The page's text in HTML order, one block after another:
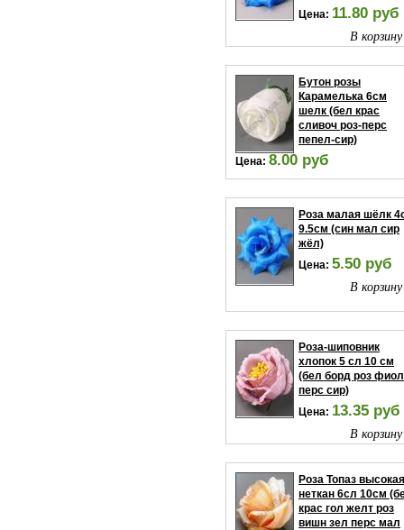
Цена: 11.80 руб
В
Бутон розы
Карамелька 6см
шелк (бел крас
сливоч роз-перс
пепел-сир)
Цена: 8.00 руб
В
Роза малая шёлк
9.5см (син мал сир
жёл)
Цена: 5.50 руб
В
Роза-шиповник
хлопок 5 сл 10 см
(бел борд роз фиол
перс сир)
Цена: 13.35 руб
В
Роза Топаз высокая
неткан 6сл 10см
крас гол желт роз
вишн зел перс мал